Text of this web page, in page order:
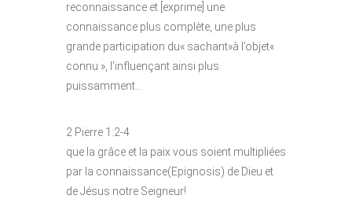
reconnaissance et [exprime] une
connaissance plus complète, une plus
grande participation du« sachant»à l’objet«
connu », l’influençant ainsi plus
puissamment…
2 Pierre 1:2-4
que la grâce et la paix vous soient multipliées
par la connaissance(Epignosis) de Dieu et
de Jésus notre Seigneur!